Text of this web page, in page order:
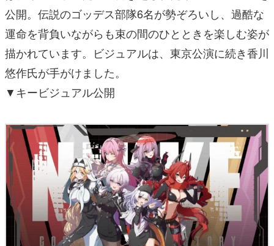
公開。伝説のゴッデス部隊6名が勢ぞろいし、過酷な
運命を背負いながらも束の間のひとときを楽しむ姿が
描かれています。ビジュアルは、東京公演に続き香川
悠作氏が手がけました。
▼キービジュアル公開